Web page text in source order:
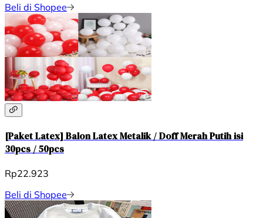
Beli di Shopee
[Paket Latex] Balon Latex Metalik / Doff Merah Putih isi
30pcs / 50pcs
Rp22.923
Beli di Shopee